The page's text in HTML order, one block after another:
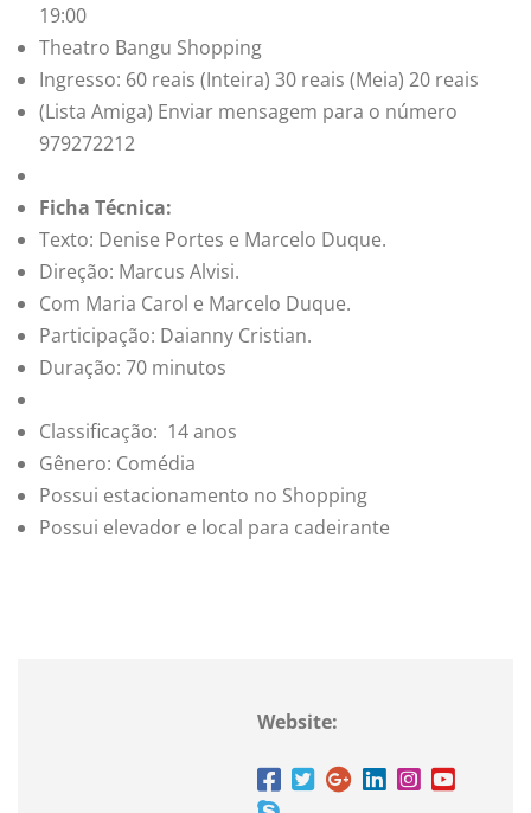
19:00
Theatro Bangu Shopping
Ingresso: 60 reais (Inteira) 30 reais (Meia) 20 reais
(Lista Amiga) Enviar mensagem para o número
979272212
Ficha Técnica:
Texto: Denise Portes e Marcelo Duque.
Direção: Marcus Alvisi.
Com Maria Carol e Marcelo Duque.
Participação: Daianny Cristian.
Duração: 70 minutos
Classificação: 14 anos
Gênero: Comédia
Possui estacionamento no Shopping
Possui elevador e local para cadeirante
Website: